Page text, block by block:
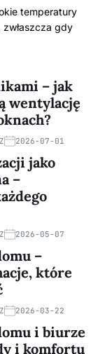
temperatury
gdy
– jak
wentylację
2026-07-01
jako
–
2026-05-07
–
które
2026-03-22
i biurze
i komfortu